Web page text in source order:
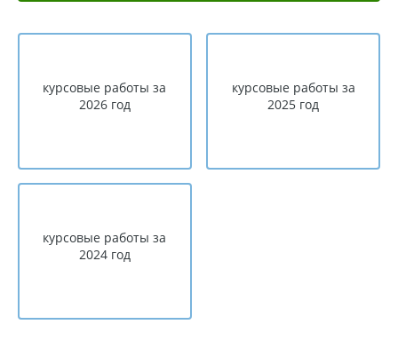
курсовые работы за
2026 год
курсовые работы за
2025 год
курсовые работы за
2024 год